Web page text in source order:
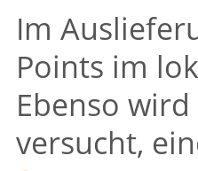
Im
Points im
Ebenso
versucht,